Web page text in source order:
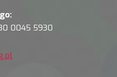
0045 5930